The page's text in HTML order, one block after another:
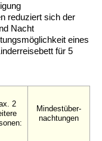
reduziert sich der
Nacht
eines
für 5
2
Mindestüber-
nachtungen